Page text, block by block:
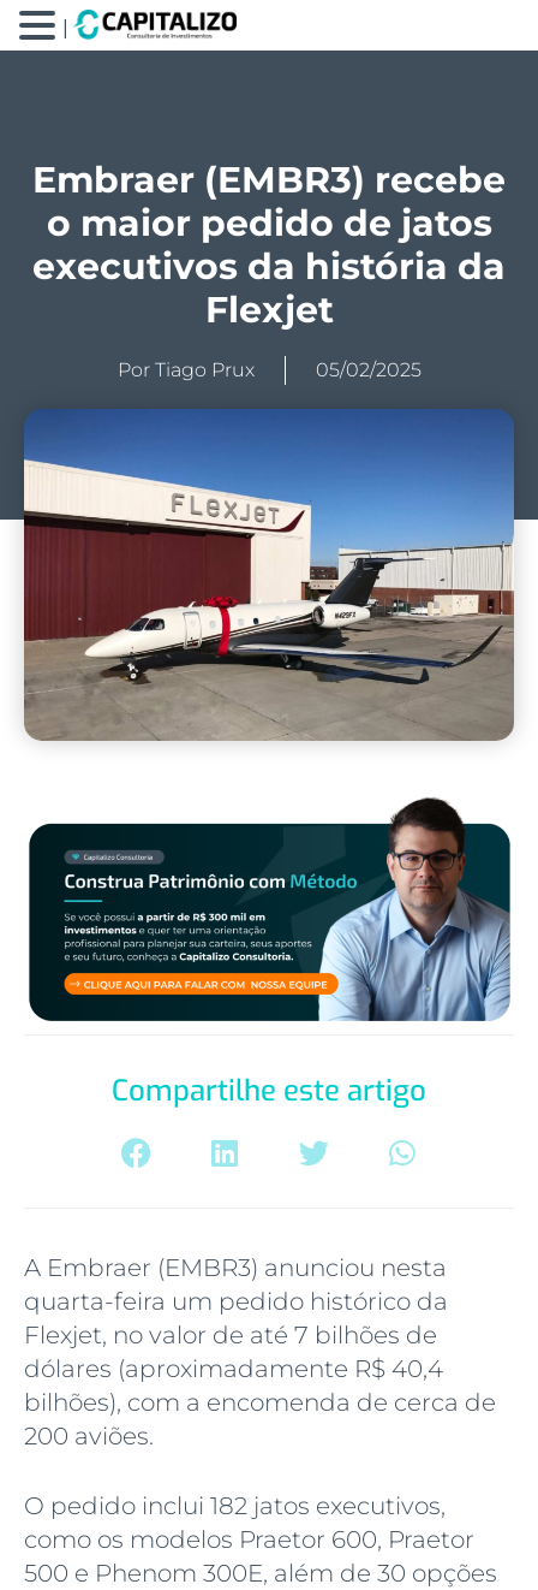
Embraer (EMBR3) recebe
o maior pedido de jatos
executivos da história da
Flexjet
Por Tiago Prux 05/02/2025
Compartilhe este artigo
A Embraer (EMBR3) anunciou nesta
quarta-feira um pedido histórico da
Flexjet, no valor de até 7 bilhões de
dólares (aproximadamente R$ 40,4
bilhões), com a encomenda de cerca de
200 aviões.
O pedido inclui 182 jatos executivos,
como os modelos Praetor 600, Praetor
500 e Phenom 300E, além de 30 opções